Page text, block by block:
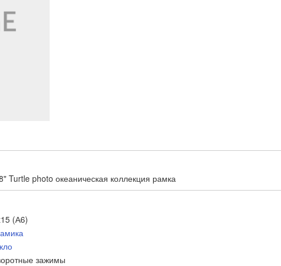
photo океаническая коллекция рамка
(А6)
зажимы